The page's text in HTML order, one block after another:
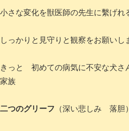
小さな変化を獣医師の先生に繫げ
しっかりと見守りと観察をお願いし
きっと 初めての病気に不安な犬
家族
二つのグリーフ （深い悲しみ 落胆）